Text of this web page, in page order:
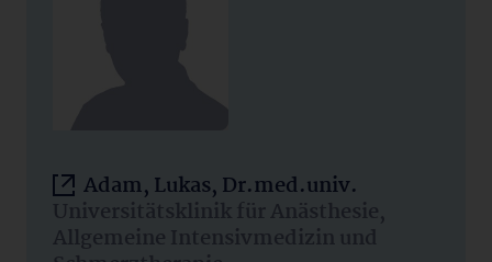
Adam, Lukas, Dr.med.univ.
Universitätsklinik für Anästhesie,
Allgemeine Intensivmedizin und